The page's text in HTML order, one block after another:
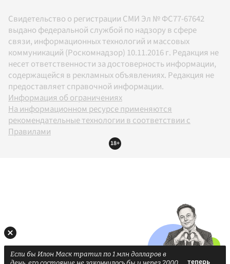
Свидетельство о регистрации СМИ Эл № ФС77-67642
выдано федеральной службой по надзору в сфере
связи, информационных технологий и массовых
коммуникаций (Роскомнадзор) 10.11.2016 г. Редакция не
несет ответственности за достоверность информации,
содержащейся в рекламных объявлениях. Редакция не
предоставляет справочной информации.
Информация об ограничениях
На информационном ресурсе применяются
рекомендательные технологии в соответствии с
Правилами
18+
Если бы Илон Маск тратил по 1 млн долларов в